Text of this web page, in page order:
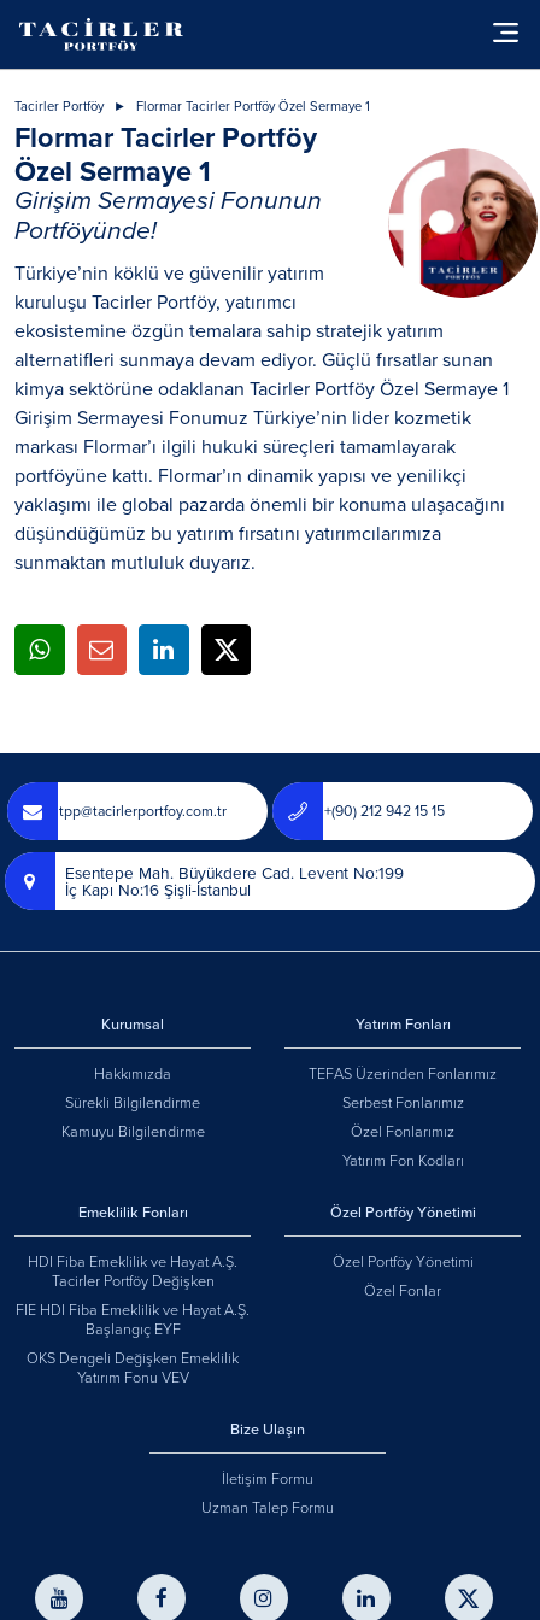
Tacirler Portföy Flormar Tacirler Portföy Özel Sermaye 1
Flormar Tacirler Portföy
Özel Sermaye 1
Girişim Sermayesi Fonunun
Portföyünde!
Türkiye’nin köklü ve güvenilir yatırım
kuruluşu Tacirler Portföy, yatırımcı
ekosistemine özgün temalara sahip stratejik yatırım
alternatifleri sunmaya devam ediyor. Güçlü fırsatlar sunan
kimya sektörüne odaklanan Tacirler Portföy Özel Sermaye 1
Girişim Sermayesi Fonumuz Türkiye’nin lider kozmetik
markası Flormar’ı ilgili hukuki süreçleri tamamlayarak
portföyüne kattı. Flormar’ın dinamik yapısı ve yenilikçi
yaklaşımı ile global pazarda önemli bir konuma ulaşacağını
düşündüğümüz bu yatırım fırsatını yatırımcılarımıza
sunmaktan mutluluk duyarız.
tpp@tacirlerportfoy.com.tr +(90) 212 942 15 15
Esentepe Mah. Büyükdere Cad. Levent No:199
İç Kapı No:16 Şişli-İstanbul
Kurumsal
Hakkımızda
Sürekli Bilgilendirme
Kamuyu Bilgilendirme
Yatırım Fonları
TEFAS Üzerinden Fonlarımız
Serbest Fonlarımız
Özel Fonlarımız
Yatırım Fon Kodları
Emeklilik Fonları
HDI Fiba Emeklilik ve Hayat A.Ş.
Tacirler Portföy Değişken
FIE HDI Fiba Emeklilik ve Hayat A.Ş.
Başlangıç EYF
OKS Dengeli Değişken Emeklilik
Yatırım Fonu VEV
Özel Portföy Yönetimi
Özel Portföy Yönetimi
Özel Fonlar
Bize Ulaşın
İletişim Formu
Uzman Talep Formu